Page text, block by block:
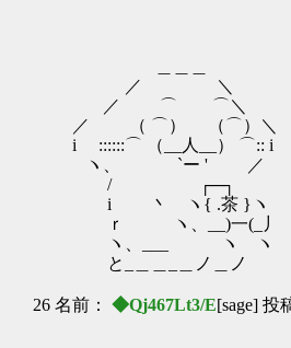
／ ＼
／ ⌒ ⌒＼ こなた
／ （ ⌒） （⌒）＼
i ::::::⌒ （__人__） ⌒:: i
ヽ、 `ー ' ／
/ ┌─┐
i 丶 ヽ{ .茶 }ヽ
ｒ ヽ、__)一(_丿
ヽ、___ ヽ ヽ
と_＿＿_＿ノ＿ノ
26 名前： ◆Qj467Lt3/E[sage] 投